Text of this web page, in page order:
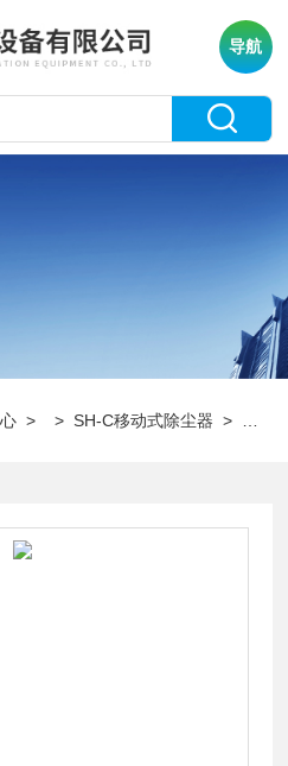
导航
> >SH-C移动式除尘器 > 移动式布袋除尘器